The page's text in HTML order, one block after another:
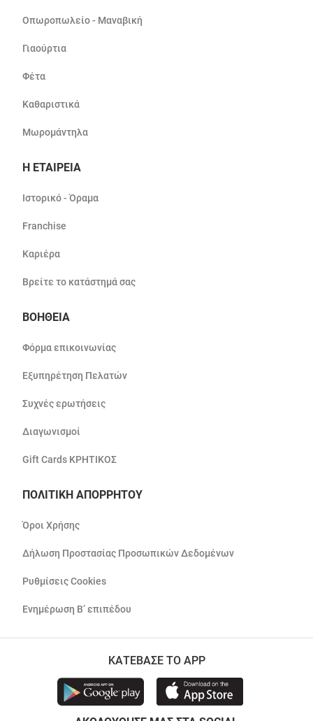
Οπωροπωλείο - Μαναβική
Γιαούρτια
Φέτα
Καθαριστικά
Μωρομάντηλα
Η ΕΤΑΙΡΕΙΑ
Ιστορικό - Όραμα
Franchise
Καριέρα
Βρείτε το κατάστημά σας
ΒΟΗΘΕΙΑ
Φόρμα επικοινωνίας
Εξυπηρέτηση Πελατών
Συχνές ερωτήσεις
Διαγωνισμοί
Gift Cards ΚΡΗΤΙΚΟΣ
ΠΟΛΙΤΙΚΗ ΑΠΟΡΡΗΤΟΥ
Όροι Χρήσης
Δήλωση Προστασίας Προσωπικών Δεδομένων
Ρυθμίσεις Cookies
Ενημέρωση Β’ επιπέδου
ΚΑΤΕΒΑΣΕ ΤΟ APP